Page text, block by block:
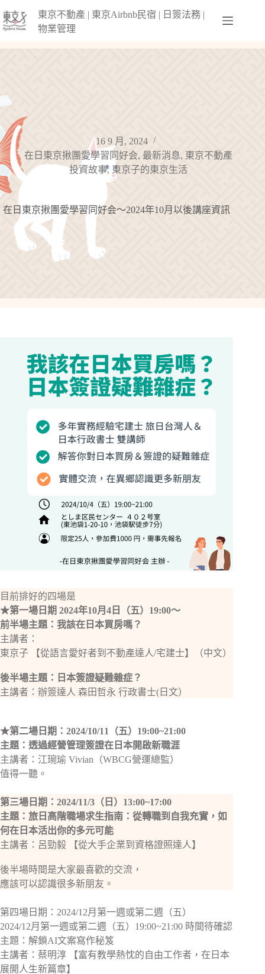
至
東京不動產 | 東京Airbnb民宿 | 日簽法務 |
物業管理
16 9 月, 2024
在日東京揪團愛學習同好会, 最新消息, 東京不動產
投資故事, 東京子的東京生活
在日東京揪團愛學習同好会〜2024年10月以後講座資訊
目前排好的四場是
★第一場日期 2024年10月4日（五）19:00～
前半場主題：我該在日本買房嗎？
主講者：
東京子 【從語言愛好者到不動產達人/宅建士】（中文）
後半場主題：日本簽證疑難雜症？
主講者：辦簽達人 森田哲永 行政書士(日文）
★第二場日期：2024/10/11（五）19:00~21:00
主題：透過經營管理簽證在日本開啟新職涯
主講者：江琬瑜 Vivian（WBCG營運總監）
值得一聽。
第三場日期：2024/11/3（日）13:00~17:00
主題：旅日高階職場求生指南：從轉職到自我充實，如
何在日本活出你的多元可能
主講者：呂勁毅 【從大手企業到資格證照達人】
後半場時間是大家最喜歡的交流，
應該可以認識很多新朋友。
第四場日期：2024/12月第一週或第二週（五）
2024/12月第一週或第二週（五）19:00~21:00 時間待確認
主題：解鎖AI文案寫作秘笈
主講者：蔡明淳 【富有教學熱忱的自由工作者，在日本
展開人生新篇章】